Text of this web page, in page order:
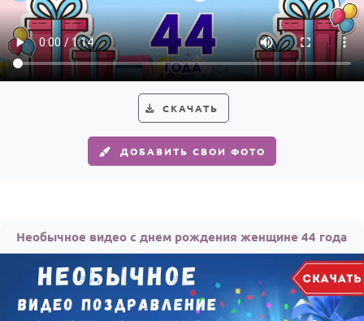
СКАЧАТЬ
ДОБАВИТЬ СВОИ ФОТО
Необычное видео с днем рождения женщине 44 года